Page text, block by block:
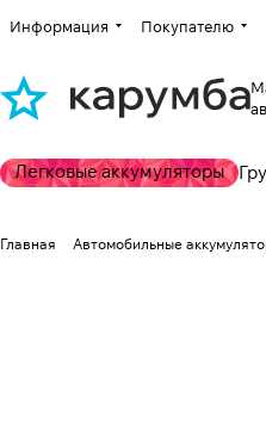
Информация Покупателю
Легковые аккумуляторы
Главная Автомобильные